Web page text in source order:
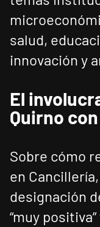
salud,
innovación y
El
Quirno con
Sobre cómo
en
designación
“muy